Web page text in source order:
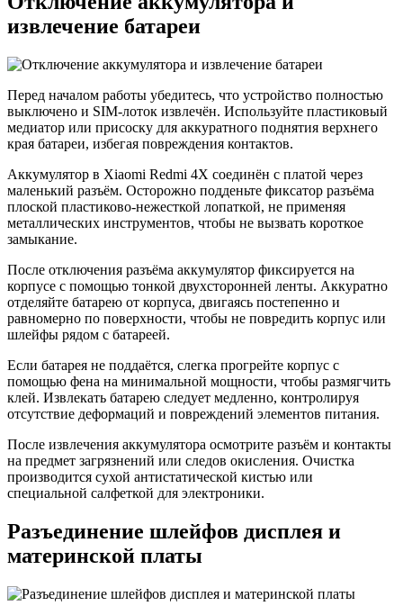
извлечение батареи
Перед началом работы убедитесь, что устройство полностью
выключено и SIM-лоток извлечён. Используйте пластиковый
медиатор или присоску для аккуратного поднятия верхнего
края батареи, избегая повреждения контактов.
Аккумулятор в Xiaomi Redmi 4X соединён с платой через
маленький разъём. Осторожно подденьте фиксатор разъёма
плоской пластиково‑нежесткой лопаткой, не применяя
металлических инструментов, чтобы не вызвать короткое
замыкание.
После отключения разъёма аккумулятор фиксируется на
корпусе с помощью тонкой двухсторонней ленты. Аккуратно
отделяйте батарею от корпуса, двигаясь постепенно и
равномерно по поверхности, чтобы не повредить корпус или
шлейфы рядом с батареей.
Если батарея не поддаётся, слегка прогрейте корпус с
помощью фена на минимальной мощности, чтобы размягчить
клей. Извлекать батарею следует медленно, контролируя
отсутствие деформаций и повреждений элементов питания.
После извлечения аккумулятора осмотрите разъём и контакты
на предмет загрязнений или следов окисления. Очистка
производится сухой антистатической кистью или
специальной салфеткой для электроники.
Разъединение шлейфов дисплея и
материнской платы